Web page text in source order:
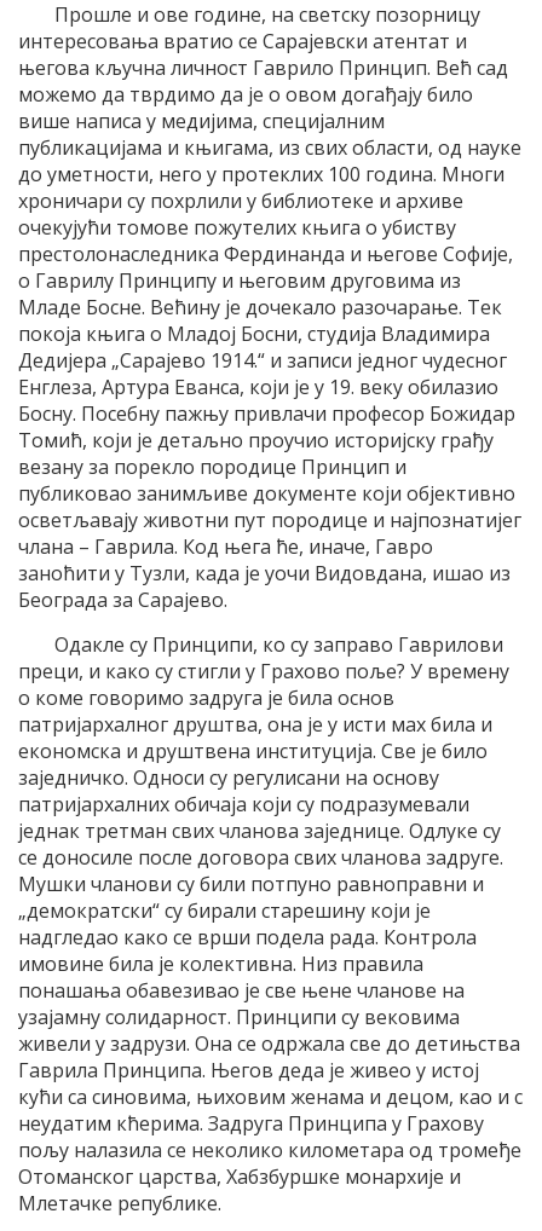
Прошле и ове године, на светску позорницу
интересовања вратио се Сарајевски атентат и
његова кључна личност Гаврило Принцип. Већ сад
можемо да тврдимо да је о овом догађају било
више написа у медијима, специјалним
публикацијама и књигама, из свих области, од науке
до уметности, него у протеклих 100 година. Многи
хроничари су похрлили у библиотеке и архиве
очекујући томове пожутелих књига о убиству
престолонаследника Фердинанда и његове Софије,
о Гаврилу Принципу и његовим друговима из
Младе Босне. Већину је дочекало разочарање. Тек
покоја књига о Младој Босни, студија Владимира
Дедијера „Сарајево 1914.“ и записи једног чудесног
Енглеза, Артура Еванса, који је у 19. веку обилазио
Босну. Посебну пажњу привлачи професор Божидар
Томић, који је детаљно проучио историјску грађу
везану за порекло породице Принцип и
публиковао занимљиве документе који објективно
осветљавају животни пут породице и најпознатијег
члана – Гаврила. Код њега ће, иначе, Гавро
заноћити у Тузли, када је уочи Видовдана, ишао из
Београда за Сарајево.
Одакле су Принципи, ко су заправо Гаврилови
преци, и како су стигли у Грахово поље? У времену
о коме говоримо задруга је била основ
патријархалног друштва, она је у исти мах била и
економска и друштвена институција. Све је било
заједничко. Односи су регулисани на основу
патријархалних обичаја који су подразумевали
једнак третман свих чланова заједнице. Одлуке су
се доносиле после договора свих чланова задруге.
Мушки чланови су били потпуно равноправни и
„демократски“ су бирали старешину који је
надгледао како се врши подела рада. Контрола
имовине била је колективна. Низ правила
понашања обавезивао је све њене чланове на
узајамну солидарност. Принципи су вековима
живели у задрузи. Она се одржала све до детињства
Гаврила Принципа. Његов деда је живео у истој
кући са синовима, њиховим женама и децом, као и с
неудатим кћерима. Задруга Принципа у Грахову
пољу налазила се неколико километара од тромеђе
Отоманског царства, Хабзбуршке монархије и
Млетачке републике.